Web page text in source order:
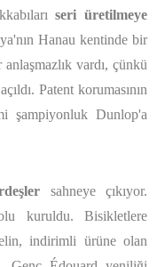
seri üretilmeye
Hanau kentinde bir
vardı, çünkü
Patent korumasının
şampiyonluk Dunlop'a
sahneye çıkıyor.
kuruldu. Bisikletlere
indirimli ürüne olan